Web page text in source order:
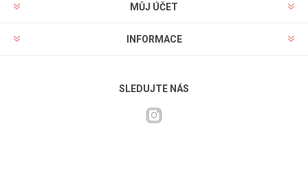
MŮJ ÚČET
INFORMACE
SLEDUJTE NÁS